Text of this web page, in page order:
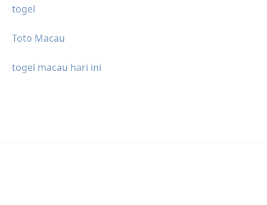
togel
Toto Macau
togel macau hari ini